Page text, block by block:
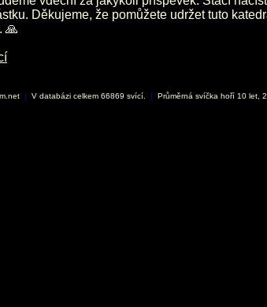
Děkujeme, že pomůžete udržet tuto
🙏
| V databázi celkem 66869 svící. | Průměrná svíčka hoří 10 let,